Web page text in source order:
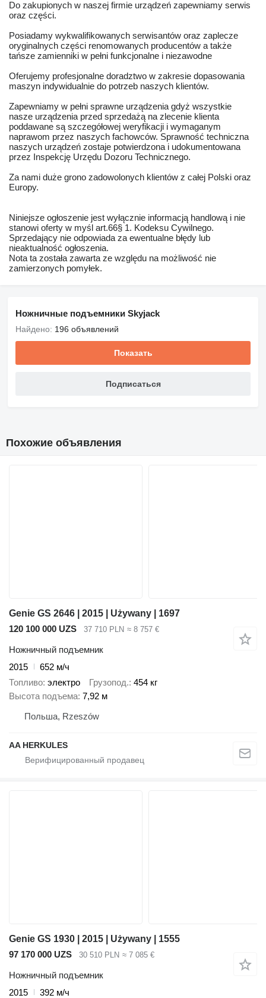
Do zakupionych w naszej firmie urządzeń zapewniamy serwis
oraz części.
Posiadamy wykwalifikowanych serwisantów oraz zaplecze
oryginalnych części renomowanych producentów a także
tańsze zamienniki w pełni funkcjonalne i niezawodne
Oferujemy profesjonalne doradztwo w zakresie dopasowania
maszyn indywidualnie do potrzeb naszych klientów.
Zapewniamy w pełni sprawne urządzenia gdyż wszystkie
nasze urządzenia przed sprzedażą na zlecenie klienta
poddawane są szczegółowej weryfikacji i wymaganym
naprawom przez naszych fachowców. Sprawność techniczna
naszych urządzeń zostaje potwierdzona i udokumentowana
przez Inspekcję Urzędu Dozoru Technicznego.
Za nami duże grono zadowolonych klientów z całej Polski oraz
Europy.
Niniejsze ogłoszenie jest wyłącznie informacją handlową i nie
stanowi oferty w myśl art.66§ 1. Kodeksu Cywilnego.
Sprzedający nie odpowiada za ewentualne błędy lub
nieaktualność ogłoszenia.
Nota ta została zawarta ze względu na możliwość nie
zamierzonych pomyłek.
Ножничные подъемники Skyjack
Найдено: 196 объявлений
Показать
Подписаться
Похожие объявления
Genie GS 2646 | 2015 | Używany | 1697
120 100 000 UZS
37 710 PLN ≈ 8 757 €
Ножничный подъемник
2015
652 м/ч
Топливо электро Грузопод. 454 кг
Высота подъема 7,92 м
Польша, Rzeszów
AA HERKULES
Genie GS 1930 | 2015 | Używany | 1555
97 170 000 UZS
30 510 PLN ≈ 7 085 €
Ножничный подъемник
2015
392 м/ч